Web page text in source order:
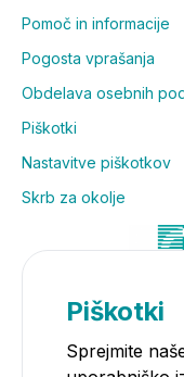
Pomoč in informacije
Pogosta vprašanja
Obdelava osebnih
Piškotki
Nastavitve piškotkov
Skrb za okolje
Piškotki
Sprejmite